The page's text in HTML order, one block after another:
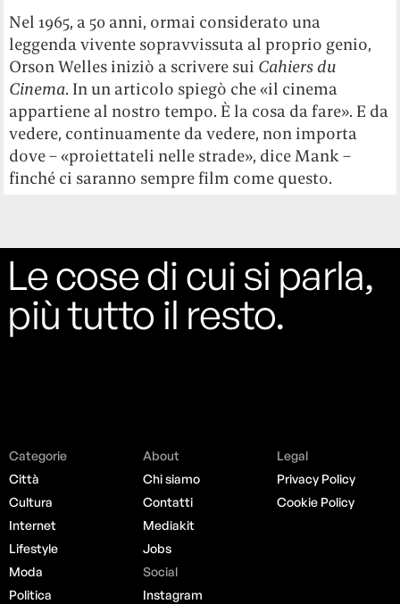
Nel 1965, a 50 anni, ormai considerato una
leggenda vivente sopravvissuta al proprio genio,
Orson Welles iniziò a scrivere sui Cahiers du
Cinema. In un articolo spiegò che «il cinema
appartiene al nostro tempo. È la cosa da fare». E da
vedere, continuamente da vedere, non importa
dove – «proiettateli nelle strade», dice Mank –
finché ci saranno sempre film come questo.
Le cose di cui si parla,
più tutto il resto.
Categorie
Città
Cultura
Internet
Lifestyle
Moda
Politica
About
Chi siamo
Contatti
Mediakit
Jobs
Social
Instagram
Legal
Privacy Policy
Cookie Policy